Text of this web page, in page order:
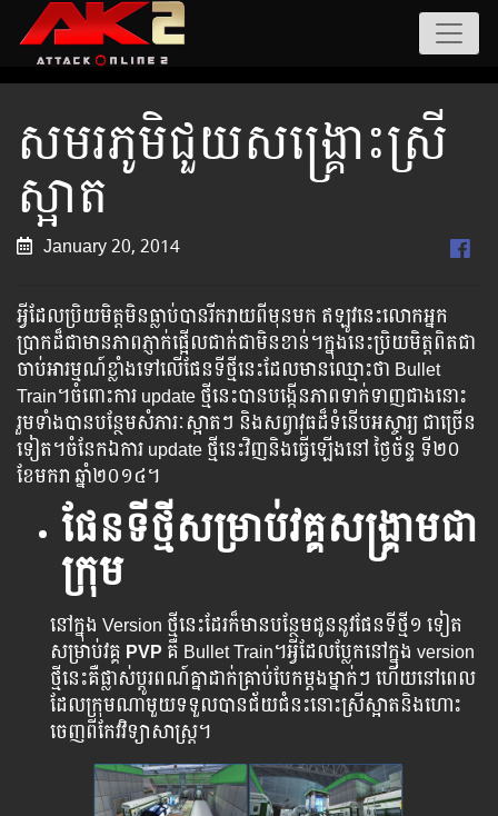
សមរភូមិជួយសង្រ្គោះស្រី
ស្អាត
January 20, 2014
អ្វីដែល​ប្រិយ​មិត្ត​មិន​ធ្លាប់​បាន​រីករាយ​ពី​មុន​មក​​ ឥឡូវ​នេះ​លោក​អ្នក​
ប្រាក​ដ៏​ជា​មាន​ភាព​ភ្ញាក់​ផ្អើល​ជាក់​ជា​មិន​ខាន់​​​។​​​​​ក្នុង​នេះ​ប្រិយ​មិត្ត​ពិត​ជា​
ចាប់​អារម្មណ៍​ខ្លាំង​ទៅ​លើ​ផែន​ទី​ថ្មី​នេះ​ដែល​មាន​ឈ្មោះ​ថា​ ​Bullet
Train​។​​​​​​​ចំពោះ​​​​ការ​​ ​update ​​​ថ្មី​​នេះ​​​បាន​​​បង្កើន​​​​ភាព​​​​​​ទាក់​​​ទាញ​​​ជាង​នោះ​​
រួម​​ទាំង​​​​បាន​​​​​បន្ថែម​សំភារៈ​​ស្អាត​​ៗ ​និង​​​សព្វាវុធ​​ដ៏​​ទំនើប​​​​អស្ចារ្យ​ ​​​ជា​​​ច្រើន​​
ទៀត​។​​ចំនែក​​ឯ​​ការ update ​ថ្មី​នេះ​​វិញ​​និង​​ធ្វើ​​ឡើង​​នៅ​​ ថ្ងៃ​ច័ន្ទ ​ទី២០
ខែមករា​ ​ឆ្នាំ២០១៤​។
ផែនទីថ្មីសម្រាប់វគ្គសង្រ្គាម​ជា
ក្រុម
នៅក្នុង Version ថ្មី​នេះ​ដែរ​ក៏​មាន​បន្ថែម​ជូន​នូវ​ផែន​ទីថ្មី​១ ទៀត​
សម្រាប់​វគ្គ​ PVP គឺ Bullet Train។អ្វី​ដែល​ប្លែក​នៅ​ក្នុង version ​
ថ្មី​នេះ​គឺ​ផ្លាស់​ប្តូរ​ពណ៍​គ្នា​ដាក់​គ្រាប់​បែក​ម្តង​ម្នាក់​ៗ ​ហើយ​នៅ​ពេល​
ដែល​ក្រុម​ណា​មួយ​ទទួល​បាន​ជ័យ​ជំនះ​នោះ​ស្រី​ស្អាត​និង​ហោះ​
ចេញ​​ពី​កែវ​វិទ្យាសាស្រ្ត​។